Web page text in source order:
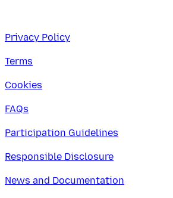
Privacy Policy
Terms
Cookies
FAQs
Participation Guidelines
Responsible Disclosure
News and Documentation